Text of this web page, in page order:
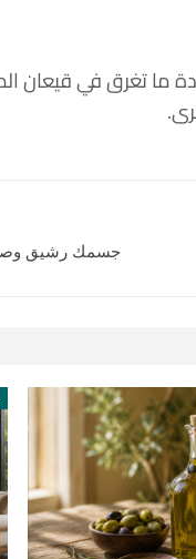
ما تغرق في
جسمك رشيق وصحّي في 4 دقائق فقط مع